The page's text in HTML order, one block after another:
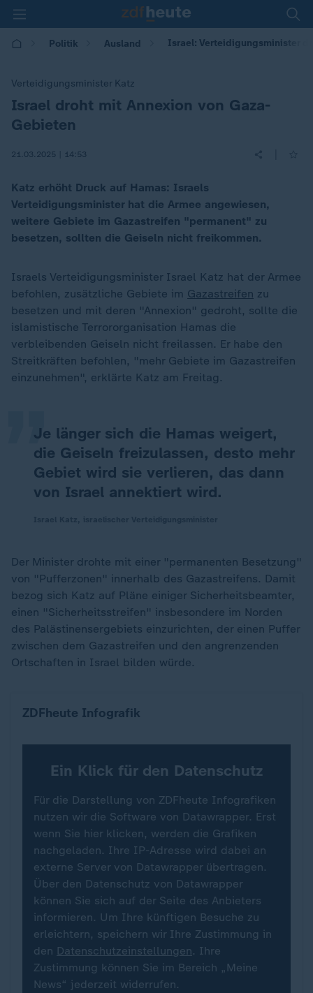
Politik Ausland Israel: Verteidigungsminister
Verteidigungsminister Katz
:
Israel droht mit Annexion von Gaza-
Gebieten
21.03.2025 | 14:53
Katz erhöht Druck auf Hamas: Israels
Verteidigungsminister hat die Armee angewiesen,
weitere Gebiete im Gazastreifen "permanent" zu
besetzen, sollten die Geiseln nicht freikommen.
Israels Verteidigungsminister Israel Katz hat der Armee
befohlen, zusätzliche Gebiete im Gazastreifen zu
besetzen und mit deren "Annexion" gedroht, sollte die
islamistische Terrororganisation Hamas die
verbleibenden Geiseln nicht freilassen. Er habe den
Streitkräften befohlen, "mehr Gebiete im Gazastreifen
einzunehmen", erklärte Katz am Freitag.
Je länger sich die Hamas weigert,
die Geiseln freizulassen, desto mehr
Gebiet wird sie verlieren, das dann
von Israel annektiert wird.
„
Der Minister drohte mit einer "permanenten Besetzung"
von "Pufferzonen" innerhalb des Gazastreifens. Damit
bezog sich Katz auf Pläne einiger Sicherheitsbeamter,
einen "Sicherheitsstreifen" insbesondere im Norden
des Palästinensergebiets einzurichten, der einen Puffer
zwischen dem Gazastreifen und den angrenzenden
Ortschaften in Israel bilden würde.
ZDFheute Infografik
Ein Klick für den Datenschutz
Für die Darstellung von ZDFheute Infografiken
nutzen wir die Software von Datawrapper. Erst
wenn Sie hier klicken, werden die Grafiken
nachgeladen. Ihre IP-Adresse wird dabei an
externe Server von Datawrapper übertragen.
Über den Datenschutz von Datawrapper
können Sie sich auf der Seite des Anbieters
informieren. Um Ihre künftigen Besuche zu
erleichtern, speichern wir Ihre Zustimmung in
den Datenschutzeinstellungen. Ihre
Zustimmung können Sie im Bereich „Meine
News“ jederzeit widerrufen.